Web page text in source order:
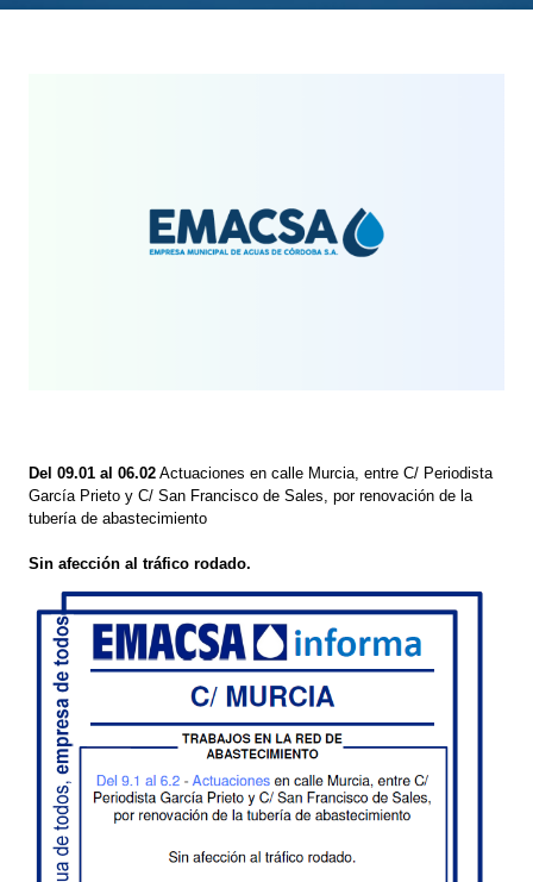
Del 09.01 al 06.02 Actuaciones en calle Murcia, entre C/ Periodista
García Prieto y C/ San Francisco de Sales, por renovación de la
tubería de abastecimiento
Sin afección al tráfico rodado.